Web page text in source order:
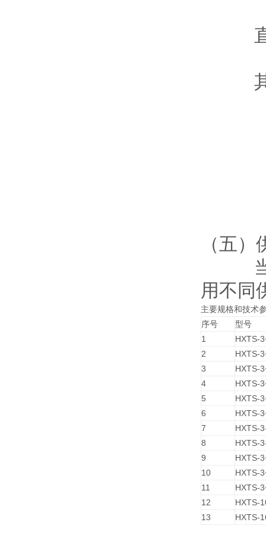
直流
其中
（五
当电
用不同
主要规格和技术
序号
型号
1
HXTS-
2
HXTS-
3
HXTS-
4
HXTS-
5
HXTS-
6
HXTS-
7
HXTS-
8
HXTS-
9
HXTS-
10
HXTS-
11
HXTS-
12
HXTS-
13
HXTS-